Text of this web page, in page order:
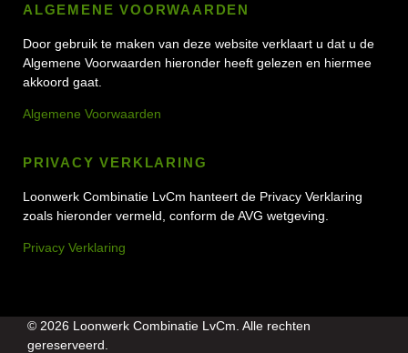
ALGEMENE VOORWAARDEN
Door gebruik te maken van deze website verklaart u dat u de
Algemene Voorwaarden hieronder heeft gelezen en hiermee
akkoord gaat.
Algemene Voorwaarden
PRIVACY VERKLARING
Loonwerk Combinatie LvCm hanteert de Privacy Verklaring
zoals hieronder vermeld, conform de AVG wetgeving.
Privacy Verklaring
© 2026 Loonwerk Combinatie LvCm. Alle rechten
gereserveerd.